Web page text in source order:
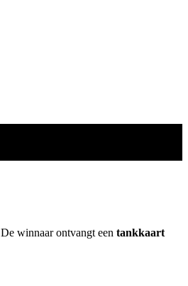
winnaar ontvangt een tankkaart